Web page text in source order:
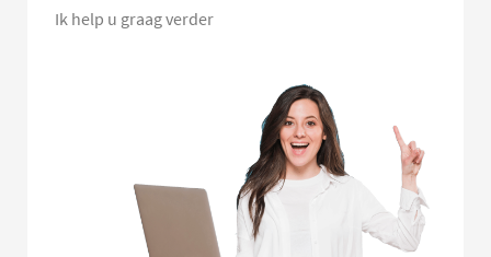
Ik help u graag verder